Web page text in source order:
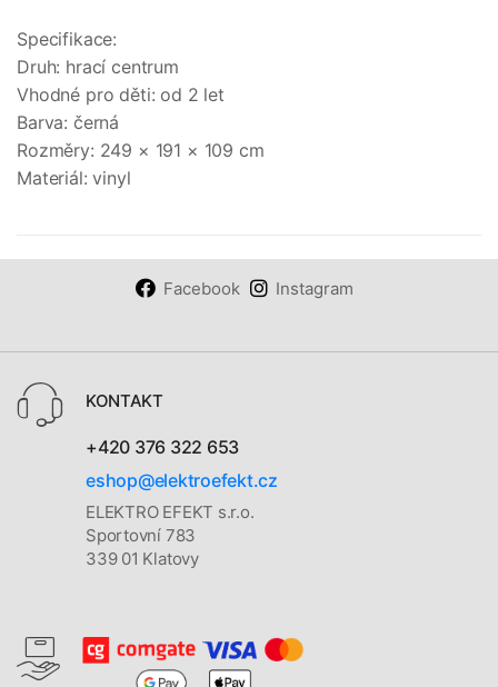
Specifikace:
Druh: hrací centrum
Vhodné pro děti: od 2 let
Barva: černá
Rozměry: 249 × 191 × 109 cm
Materiál: vinyl
Facebook Instagram
KONTAKT
+420 376 322 653
eshop@elektroefekt.cz
ELEKTRO EFEKT s.r.o.
Sportovní 783
339 01 Klatovy